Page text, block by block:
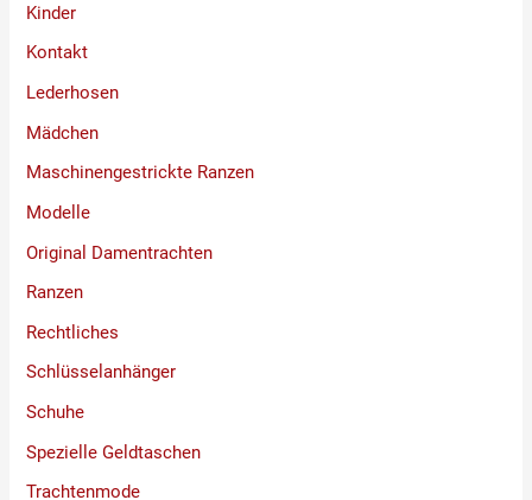
Kinder
Kontakt
Lederhosen
Mädchen
Maschinengestrickte Ranzen
Modelle
Original Damentrachten
Ranzen
Rechtliches
Schlüsselanhänger
Schuhe
Spezielle Geldtaschen
Trachtenmode